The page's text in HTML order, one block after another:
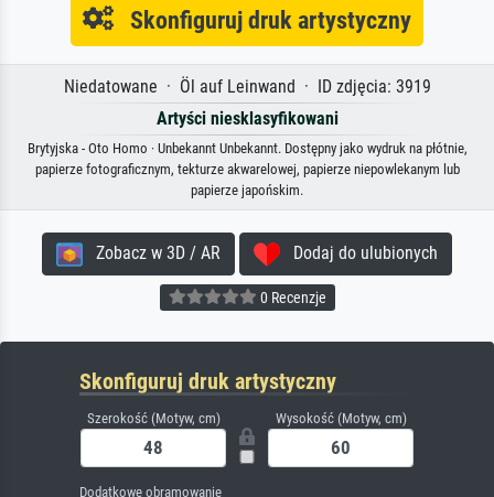
Skonfiguruj druk artystyczny
Niedatowane · Öl auf Leinwand · ID zdjęcia: 3919
Artyści niesklasyfikowani
Brytyjska - Oto Homo · Unbekannt Unbekannt. Dostępny jako wydruk na płótnie,
papierze fotograficznym, tekturze akwarelowej, papierze niepowlekanym lub
papierze japońskim.
Zobacz w 3D / AR Dodaj do ulubionych
0 Recenzje
Skonfiguruj druk artystyczny
Szerokość (Motyw, cm) Wysokość (Motyw, cm)
Dodatkowe obramowanie